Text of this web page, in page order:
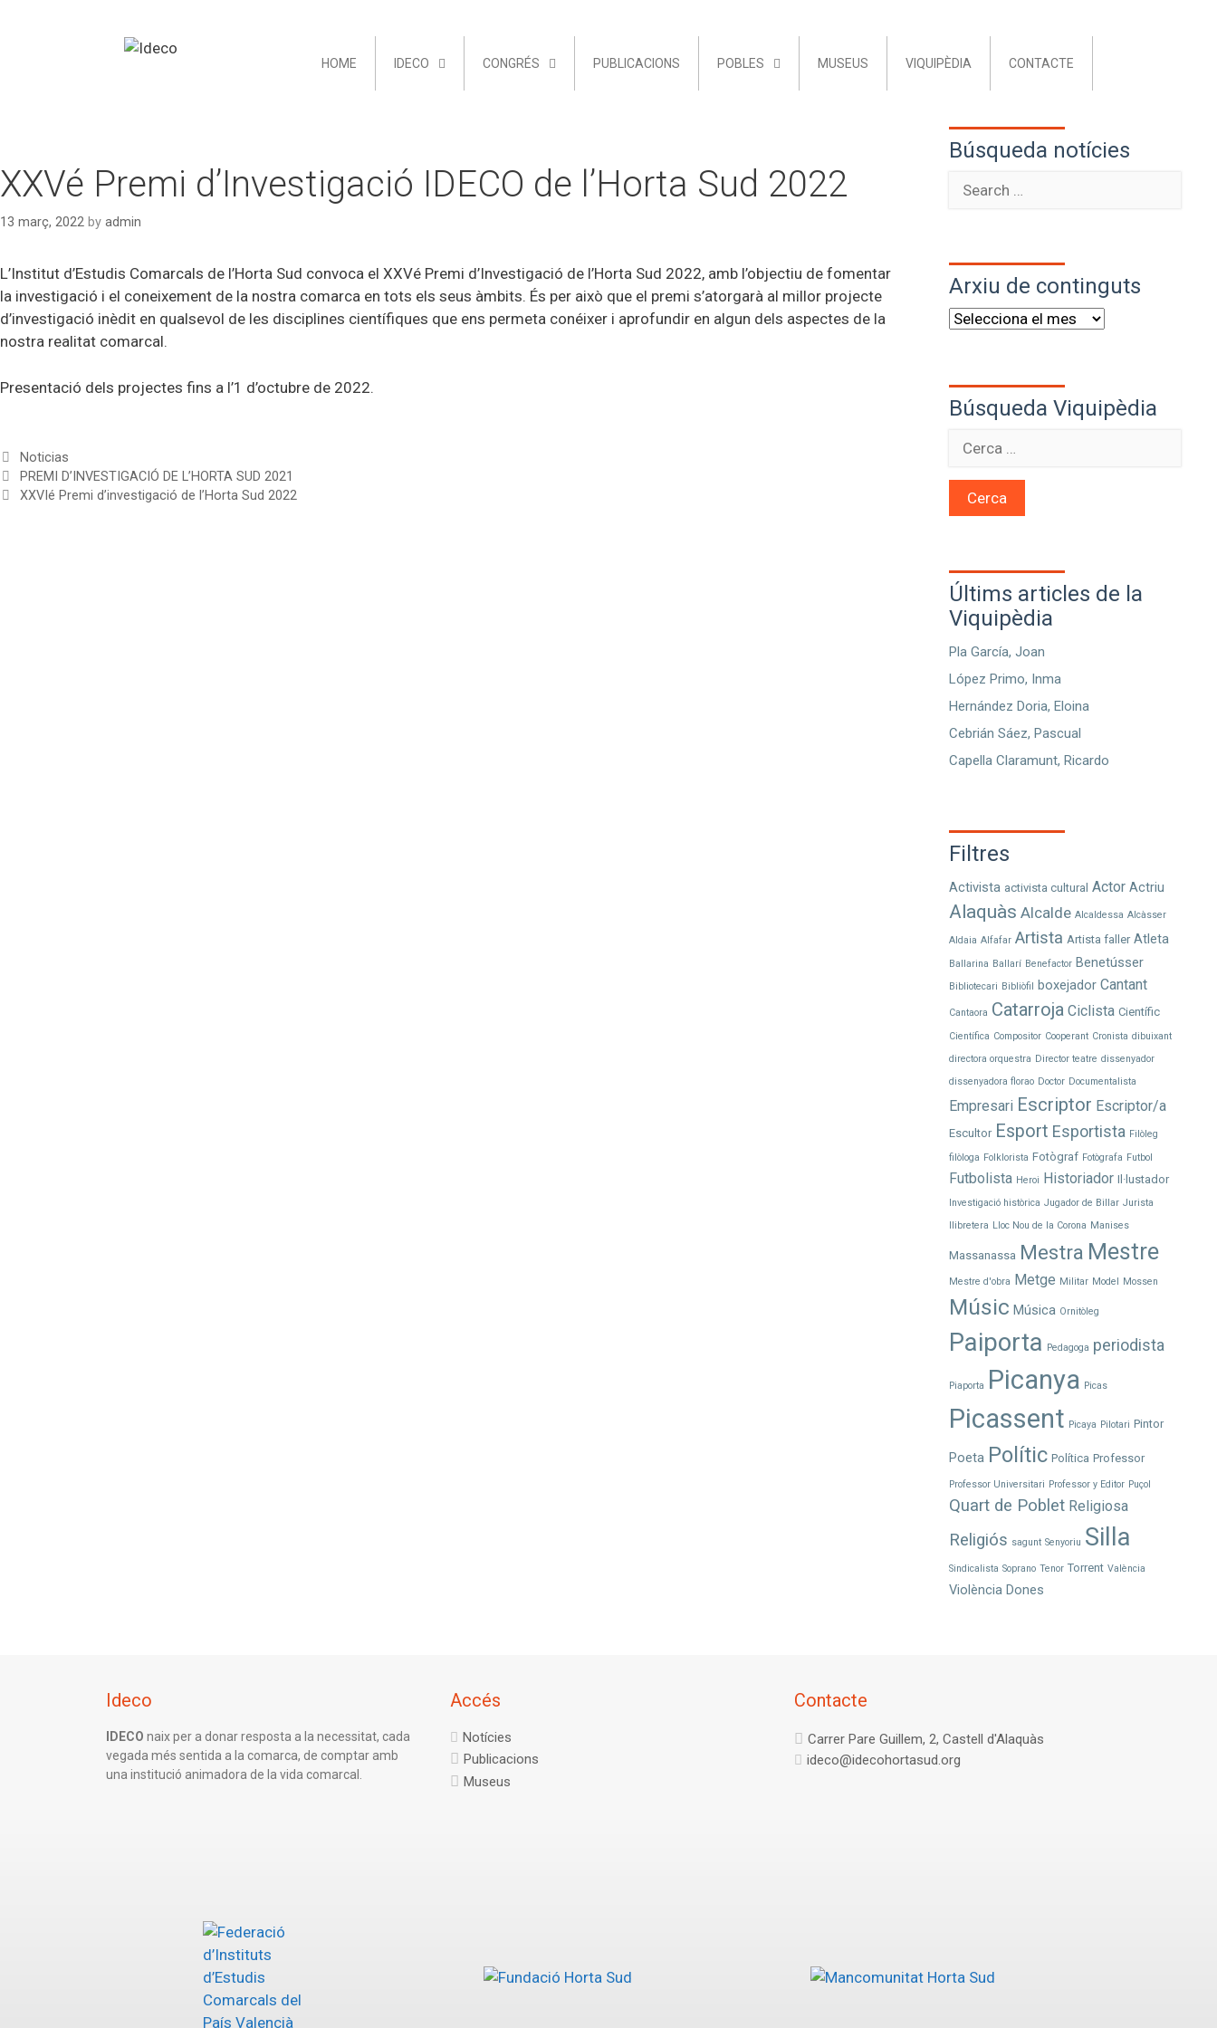
HOME IDECO CONGRÉS PUBLICACIONS POBLES MUSEUS VIQUIPÈDIA CONTACTE
XXVé Premi d’Investigació IDECO de l’Horta Sud 2022
13 març, 2022 by admin
L’Institut d’Estudis Comarcals de l’Horta Sud convoca el XXVé Premi d’Investigació de l’Horta Sud 2022, amb l’objectiu de fomentar
la investigació i el coneixement de la nostra comarca en tots els seus àmbits. És per això que el premi s’atorgarà al millor projecte
d’investigació inèdit en qualsevol de les disciplines científiques que ens permeta conéixer i aprofundir en algun dels aspectes de la
nostra realitat comarcal.
Presentació dels projectes fins a l’1 d’octubre de 2022.
Noticias
PREMI D’INVESTIGACIÓ DE L’HORTA SUD 2021
XXVIé Premi d’investigació de l’Horta Sud 2022
Búsqueda notícies
Arxiu de continguts
Búsqueda Viquipèdia
Cerca
Últims articles de la
Viquipèdia
Pla García, Joan
López Primo, Inma
Hernández Doria, Eloina
Cebrián Sáez, Pascual
Capella Claramunt, Ricardo
Filtres
Activista activista cultural Actor Actriu
Alaquàs Alcalde Alcaldessa Alcàsser
Aldaia Alfafar Artista Artista faller Atleta
Ballarina Ballarí Benefactor Benetússer
Bibliotecari Bibliòfil boxejador Cantant
Cantaora Catarroja Ciclista Científic
Científica Compositor Cooperant Cronista dibuixant
directora orquestra Director teatre dissenyador
dissenyadora florao Doctor Documentalista
Empresari Escriptor Escriptor/a
Escultor Esport Esportista Filòleg
filòloga Folklorista Fotògraf Fotògrafa Futbol
Futbolista Heroi Historiador Il·lustador
Investigació històrica Jugador de Billar Jurista
llibretera Lloc Nou de la Corona Manises
Massanassa Mestra Mestre
Mestre d'obra Metge Militar Model Mossen
Músic Música Ornitòleg
Paiporta Pedagoga periodista
Piaporta Picanya Picas
Picassent Picaya Pilotari Pintor
Poeta Polític Política Professor
Professor Universitari Professor y Editor Puçol
Quart de Poblet Religiosa
Religiós sagunt Senyoriu Silla
Sindicalista Soprano Tenor Torrent València
Violència Dones
Ideco
IDECO naix per a donar resposta a la necessitat, cada
vegada més sentida a la comarca, de comptar amb
una institució animadora de la vida comarcal.
Accés
Notícies
Publicacions
Museus
Contacte
Carrer Pare Guillem, 2, Castell d'Alaquàs
ideco@idecohortasud.org